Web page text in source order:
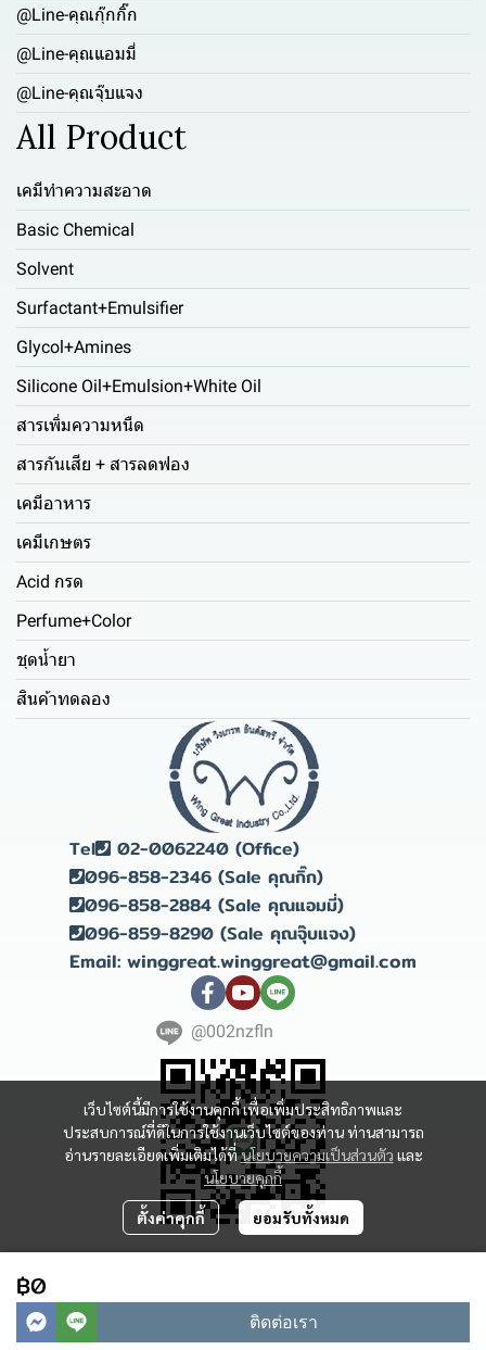
฿0
ติดต่อเรา
เว็บไซต์นี้มีการใช้งานคุกกี้ เพื่อเพิ่มประสิทธิภาพและ
ประสบการณ์ที่ดีในการใช้งานเว็บไซต์ของท่าน ท่านสามารถ
อ่านรายละเอียดเพิ่มเติมได้ที่นโยบายความเป็นส่วนตัว และ
นโยบายคุกกี้
ตั้งค่าคุกกี้ ยอมรับทั้งหมด
@Line-คุณกุ๊กกิ๊ก
@Line-คุณแอมมี่
@Line-คุณจุ๊บแจง
All Product
เคมีทำความสะอาด
Basic Chemical
Solvent
Surfactant+Emulsifier
Glycol+Amines
Silicone Oil+Emulsion+White Oil
สารเพิ่มความหนืด
สารกันเสีย + สารลดฟอง
เคมีอาหาร
เคมีเกษตร
Acid กรด
Perfume+Color
ชุดน้ำยา
สินค้าทดลอง
Tel
02-0062240 (Office)
096-858-2346 (Sale คุณกิ๊ก)
096-858-2884 (Sale คุณแอมมี่)
096-859-8290 (Sale คุณจุ๊บแจง)
Email: winggreat.winggreat@gmail.com
@002nzfln
ผู้เข้าชมวันนี้338
Powered By MakeWebEasy